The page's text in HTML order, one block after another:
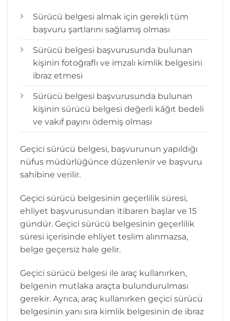
Sürücü belgesi almak için gerekli tüm
başvuru şartlarını sağlamış olması
Sürücü belgesi başvurusunda bulunan
kişinin fotoğraflı ve imzalı kimlik belgesini
ibraz etmesi
Sürücü belgesi başvurusunda bulunan
kişinin sürücü belgesi değerli kâğıt bedeli
ve vakıf payını ödemiş olması
Geçici sürücü belgesi, başvurunun yapıldığı
nüfus müdürlüğünce düzenlenir ve başvuru
sahibine verilir.
Geçici sürücü belgesinin geçerlilik süresi,
ehliyet başvurusundan itibaren başlar ve 15
gündür. Geçici sürücü belgesinin geçerlilik
süresi içerisinde ehliyet teslim alınmazsa,
belge geçersiz hale gelir.
Geçici sürücü belgesi ile araç kullanırken,
belgenin mutlaka araçta bulundurulması
gerekir. Ayrıca, araç kullanırken geçici sürücü
belgesinin yanı sıra kimlik belgesinin de ibraz